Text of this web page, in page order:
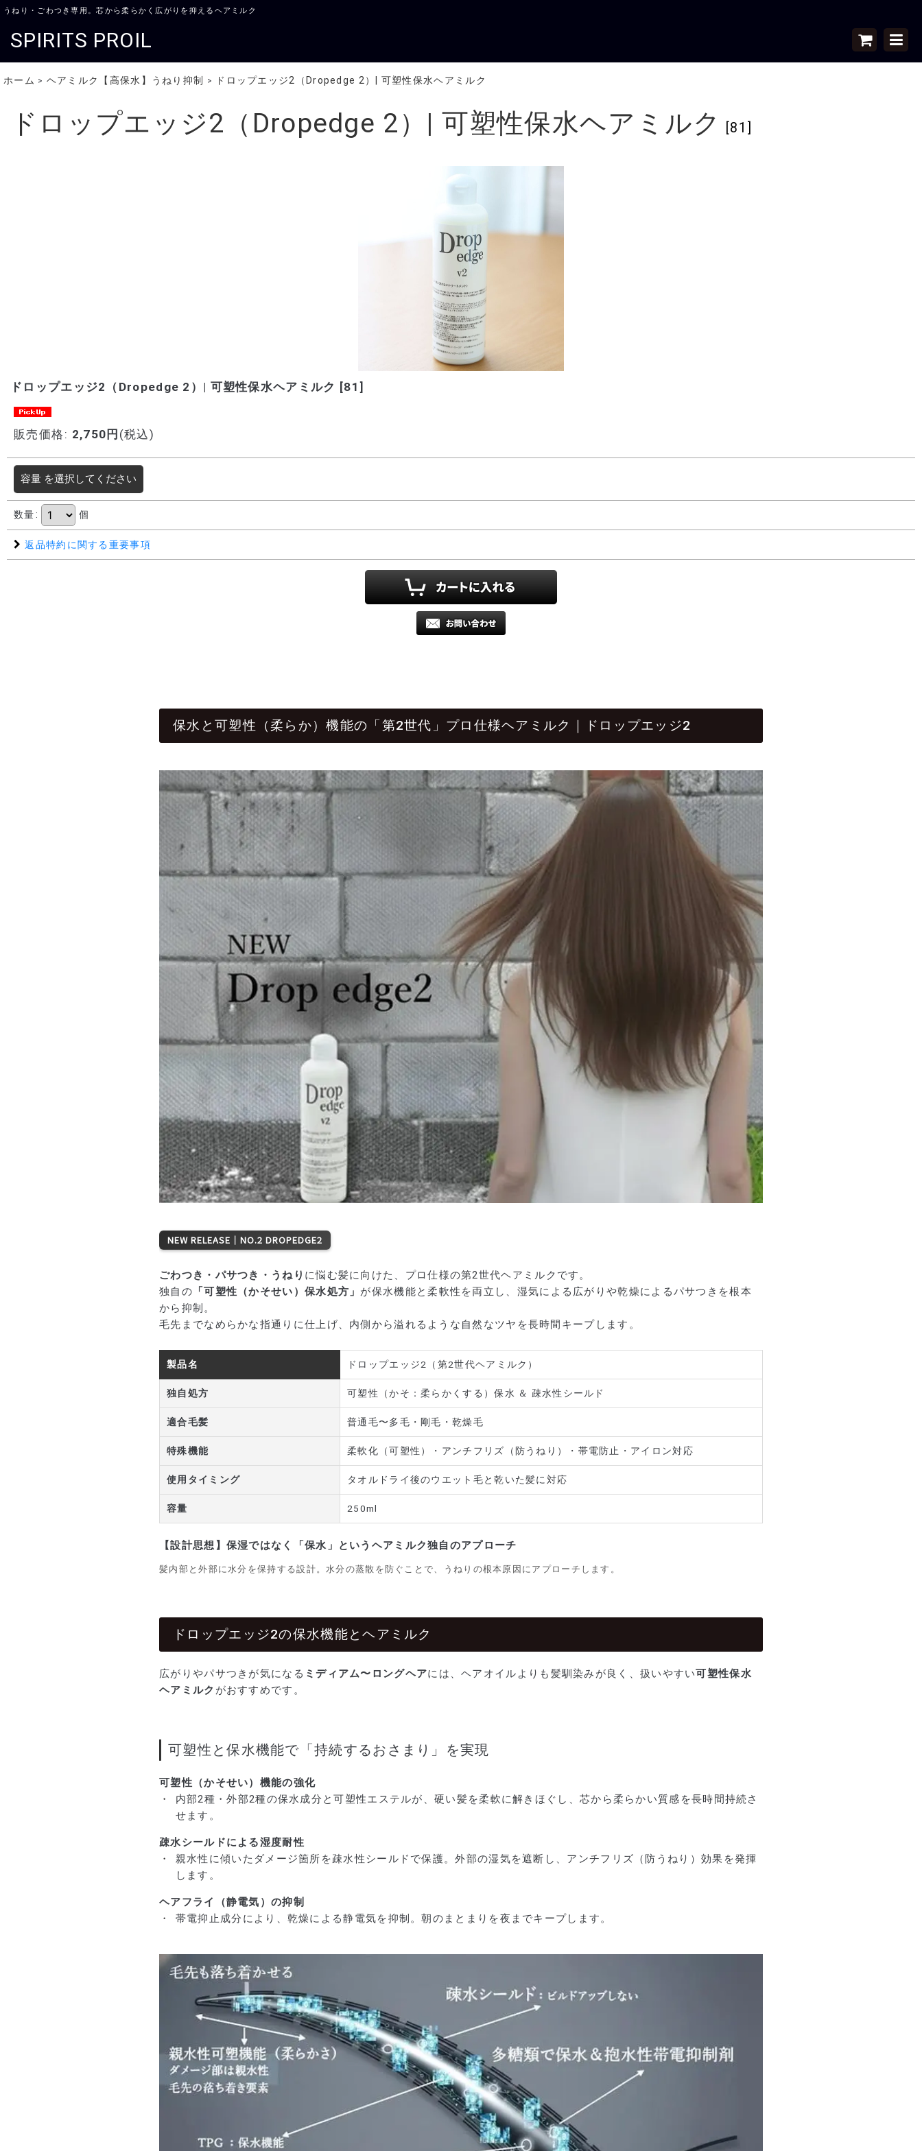
うねり・ごわつき専用。芯から柔らかく広がりを抑えるヘアミルク
SPIRITS PROIL
ホーム > ヘアミルク【高保水】うねり抑制 > ドロップエッジ2（Dropedge 2）| 可塑性保水ヘアミルク
ドロップエッジ2（Dropedge 2）| 可塑性保水ヘアミルク 81
ドロップエッジ2（Dropedge 2）| 可塑性保水ヘアミルク [81 ]
販売価格 : 2,750 円 (税込)
容量 を選択してください
数量 : 個
返品特約に関する重要事項
保水と可塑性（柔らか）機能の「第2世代」プロ仕様ヘアミルク｜ドロップエッジ2
NEW RELEASE｜NO.2 DROPEDGE2
ごわつき・パサつき・うねり に悩む髪に向けた、プロ仕様の第2世代ヘアミルクです。
独自の 「可塑性（かそせい）保水処方」 が保水機能と柔軟性を両立し、湿気による広がりや乾燥によるパサつきを根本
から抑制。
毛先までなめらかな指通りに仕上げ、内側から溢れるような自然なツヤを長時間キープします。
製品名 ドロップエッジ2（第2世代ヘアミルク）
独自処方 可塑性（かそ：柔らかくする）保水 ＆ 疎水性シールド
適合毛髪 普通毛〜多毛・剛毛・乾燥毛
特殊機能 柔軟化（可塑性）・アンチフリズ（防うねり）・帯電防止・アイロン対応
使用タイミング タオルドライ後のウエット毛と乾いた髪に対応
容量 250ml
【設計思想】保湿ではなく「保水」というヘアミルク独自のアプローチ
髪内部と外部に水分を保持する設計。水分の蒸散を防ぐことで、うねりの根本原因にアプローチします。
ドロップエッジ2の保水機能とヘアミルク
広がりやパサつきが気になる ミディアム〜ロングヘアには、ヘアオイルよりも髪馴染みが良く、扱いやすい可塑性保水
ヘアミルク がおすすめです。
可塑性と保水機能で「持続するおさまり」を実現
可塑性（かそせい）機能の強化
内部2種・外部2種の保水成分と可塑性エステルが、硬い髪を柔軟に解きほぐし、芯から柔らかい質感を長時間持続さ
せます。
疎水シールドによる湿度耐性
親水性に傾いたダメージ箇所を疎水性シールドで保護。外部の湿気を遮断し、アンチフリズ（防うねり）効果を発揮
します。
ヘアフライ（静電気）の抑制
帯電抑止成分により、乾燥による静電気を抑制。朝のまとまりを夜までキープします。